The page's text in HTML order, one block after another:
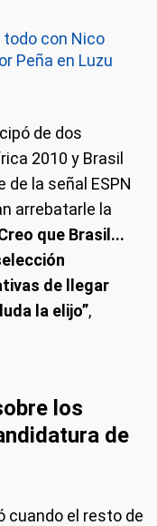
todo con Nico
Peña en Luzu
de dos
2010 y Brasil
de la señal ESPN
arrebatarle la
que Brasil...
de llegar
la elijo”,
los
de
cuando el resto de